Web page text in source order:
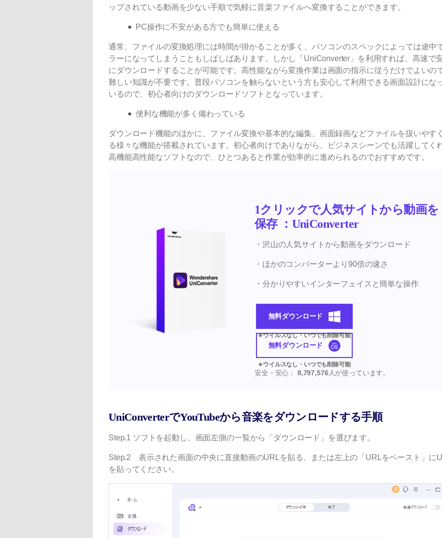
ップされている動画を少ない手順で気軽に音楽ファイルへ変換することができます。
PC操作に不安がある方でも簡単に使える
通常、ファイルの変換処理には時間が掛かることが多く、パソコンのスペックによっては途中
ラーになってしまうこともしばしばあります。しかし「UniConverter」を利用すれば、高速で
にダウンロードすることが可能です。高性能ながら変換作業は画面の指示に従うだけでよいの
難しい知識が不要です。普段パソコンを触らないという方も安心して利用できる画面設計にな
いるので、初心者向けのダウンロードソフトとなっています。
便利な機能が多く備わっている
ダウンロード機能のほかに、ファイル変換や基本的な編集、画面録画などファイルを扱いやす
る様々な機能が搭載されています。初心者向けでありながら、ビジネスシーンでも活躍してく
高機能高性能なソフトなので、ひとつあると作業が効率的に進められるのでおすすめです。
1クリックで人気サイトから動画を
保存 ：UniConverter
・ 沢山の人気サイトから動画をダウンロード
・ほかのコンバーターより90倍の速さ
・分かりやすいインターフェイスと簡単な操作
無料ダウンロード
無料ダウンロード
安全・安心： 8,797,576人が使っています。
UniConverterでYouTubeから音楽をダウンロードする手順
Step.1 ソフトを起動し、画面左側の一覧から「ダウンロード」を選びます。
Step.2 表示された画面の中央に直接動画のURLを貼る、または左上の「URLをペースト」に
を貼ってください。